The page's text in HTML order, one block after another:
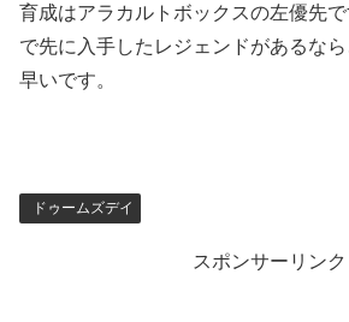
育成はアラカルトボックスの左優先
で先に入手したレジェンドがあるな
早いです。
ドゥームズデイ
スポンサーリンク